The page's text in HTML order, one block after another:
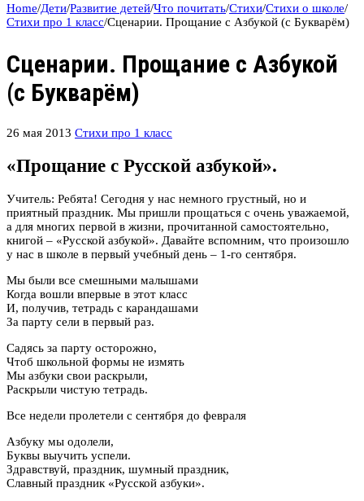
Home/Дети/Развитие детей/Что почитать/Стихи/Стихи о школе/
Стихи про 1 класс/Сценарии. Прощание с Азбукой (с Букварём)
Сценарии. Прощание с Азбукой
(с Букварём)
26 мая 2013 Стихи про 1 класс
«Прощание с Русской азбукой».
Учитель: Ребята! Сегодня у нас немного грустный, но и
приятный праздник. Мы пришли прощаться с очень уважаемой,
а для многих первой в жизни, прочитанной самостоятельно,
книгой – «Русской азбукой». Давайте вспомним, что произошло
у нас в школе в первый учебный день – 1-го сентября.
Мы были все смешными малышами
Когда вошли впервые в этот класс
И, получив, тетрадь с карандашами
За парту сели в первый раз.
Садясь за парту осторожно,
Чтоб школьной формы не измять
Мы азбуки свои раскрыли,
Раскрыли чистую тетрадь.
Все недели пролетели с сентября до февраля
Азбуку мы одолели,
Буквы выучить успели.
Здравствуй, праздник, шумный праздник,
Славный праздник «Русской азбуки».